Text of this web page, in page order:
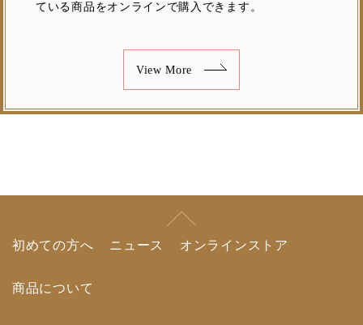
ている商品をオンラインで購入できます。
View More
初めての方へ ニュース オンラインストア
商品について